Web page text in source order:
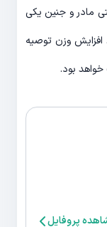
مادر و جنین یکی
افزایش وزن توصیه
خواهد بود.
پروفایل